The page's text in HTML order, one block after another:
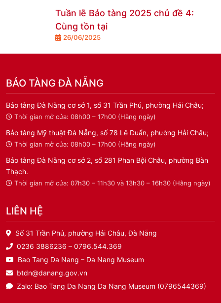
Tuần lễ Bảo tàng 2025 chủ đề 4:
Cùng tồn tại
26/06/2025
BẢO TÀNG ĐÀ NẴNG
Bảo tàng Đà Nẵng cơ sở 1, số 31 Trần Phú, phường Hải Châu;
Thời gian mở cửa: 08h00 – 17h00 (Hằng ngày)
Bảo tàng Mỹ thuật Đà Nẵng, số 78 Lê Duẩn, phường Hải Châu;
Thời gian mở cửa: 08h00 – 17h00 (Hằng ngày)
Bảo tàng Đà Nẵng cơ sở 2, số 281 Phan Bội Châu, phường Bàn
Thạch.
Thời gian mở cửa: 07h30 – 11h30 và 13h30 – 16h30 (Hằng ngày)
LIÊN HỆ
Số 31 Trần Phú, phường Hải Châu, Đà Nẵng
0236 3886236 – 0796.544.369
Bao Tang Da Nang – Da Nang Museum
btdn@danang.gov.vn
Zalo: Bao Tang Da Nang Da Nang Museum (0796544369)